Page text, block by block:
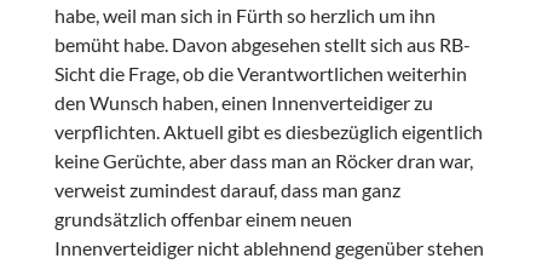
habe, weil man sich in Fürth so herzlich um ihn
bemüht habe. Davon abgesehen stellt sich aus RB-
Sicht die Frage, ob die Verantwortlichen weiterhin
den Wunsch haben, einen Innenverteidiger zu
verpflichten. Aktuell gibt es diesbezüglich eigentlich
keine Gerüchte, aber dass man an Röcker dran war,
verweist zumindest darauf, dass man ganz
grundsätzlich offenbar einem neuen
Innenverteidiger nicht ablehnend gegenüber stehen